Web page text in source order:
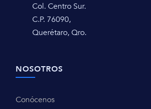
Col. Centro Sur.
C.P. 76090,
Querétaro, Qro.
NOSOTROS
Conócenos